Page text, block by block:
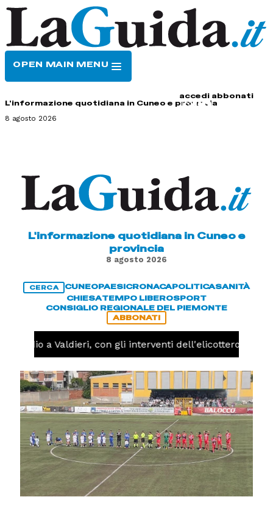
OPEN MAIN MENU
accedi abbonati
L'informazione quotidiana in Cuneo e provincia
8 agosto 2026
L'informazione quotidiana in Cuneo e
provincia
8 agosto 2026
CERCA CUNEOPAESICRONACAPOLITICASANITÀ
CHIESATEMPO LIBEROSPORT
CONSIGLIO REGIONALE DEL PIEMONTE
ABBONATI
a Valdieri, con gli interventi dell'elicottero oggi